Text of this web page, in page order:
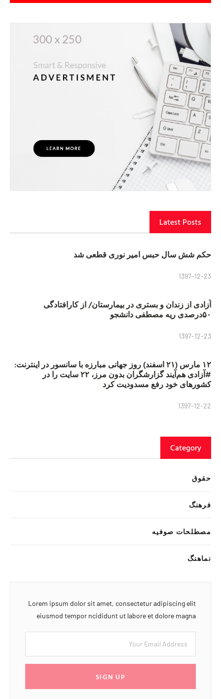
Latest Posts
حکم شش سال حبس امیر نوری قطعی شد
1397-12-23
آزادی از زندان و بستری در بیمارستان/ از کارافتادگی
۵۰درصدی ریه مصطفی دانشجو
1397-12-23
۱۲ مارس (۲۱ اسفند) روز جهانی مبارزه با سانسور در اینترنت:
#آزادی هم‌آیند گزارشگران‌ بدون مرز، ۲۲ سایت را در
کشورهای خود رفع مسدودیت کرد
1397-12-22
Category
حقوق
فرهنگ
مصطلحات صوفیه
نماهنگ
Lorem ipsum dolor sit amet, consectetur adipiscing elit
eiusmod tempor ncididunt ut labore et dolore magna
SIGN UP